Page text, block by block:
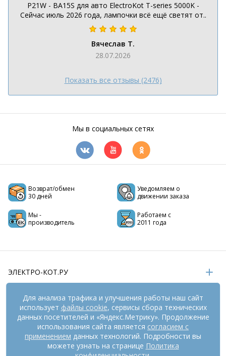
P21W - BA15S для авто ElectroKot T-series 5000K -
Сейчас июль 2026 года, лампочки всё ещё светят от..
Вячеслав Т.
28.07.2026
Показать все отзывы (2476)
Мы в социальных сетях
Возврат/обмен
30 дней
Уведомляем о
движении заказа
Мы -
производитель
Работаем с
2011 года
ЭЛЕКТРО-КОТ.РУ
ИНФОРМАЦИЯ
РЕКВИЗИТЫ
На информационном ресурсе применяются
рекомендательные технологии (информационные технологии
Для анализа трафика и улучшения работы наш сайт
использует файлы cookie, сервисы сбора технических
данных посетителей и «Яндекс.Метрику». Продолжение
использования сайта является согласием с
применением данных технологий. Подробности вы
можете узнать на странице Политика